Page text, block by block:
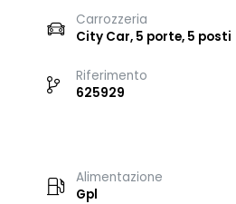
Carrozzeria
City Car, 5 porte, 5 posti
Riferimento
625929
Alimentazione
Gpl